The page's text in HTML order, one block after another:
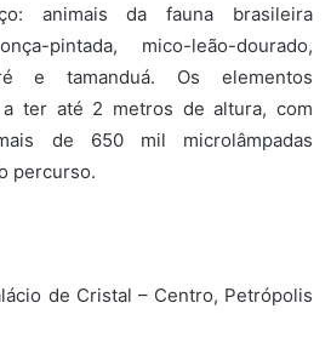
animais da fauna brasileira
pintada, mico-leão-dourado,
e tamanduá. Os elementos
a ter até 2 metros de altura, com
de 650 mil microlâmpadas
percurso.
de Cristal – Centro, Petrópolis